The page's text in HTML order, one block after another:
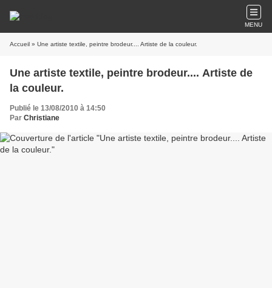
MENU
Accueil » Une artiste textile, peintre brodeur.... Artiste de la couleur.
Une artiste textile, peintre brodeur.... Artiste de
la couleur.
Publié le 13/08/2010 à 14:50
Par Christiane